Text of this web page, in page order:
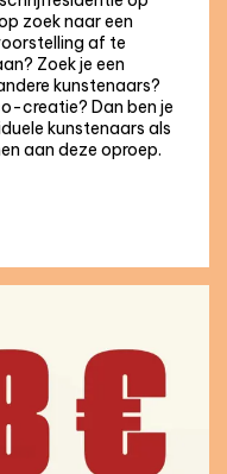
zoek naar een
af te
Zoek je een
kunstenaars?
creatie? Dan ben je
kunstenaars als
aan deze oproep.